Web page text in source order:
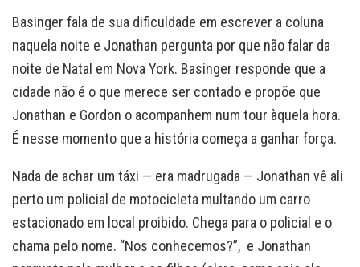
Basinger fala de sua dificuldade em escrever a coluna
naquela noite e Jonathan pergunta por que não falar da
noite de Natal em Nova York. Basinger responde que a
cidade não é o que merece ser contado e propõe que
Jonathan e Gordon o acompanhem num tour àquela hora.
É nesse momento que a história começa a ganhar força.
Nada de achar um táxi — era madrugada — Jonathan vê ali
perto um policial de motocicleta multando um carro
estacionado em local proibido. Chega para o policial e o
chama pelo nome. “Nos conhecemos?”, e Jonathan